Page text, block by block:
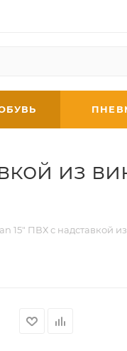
из
15" ПВХ с надставкой